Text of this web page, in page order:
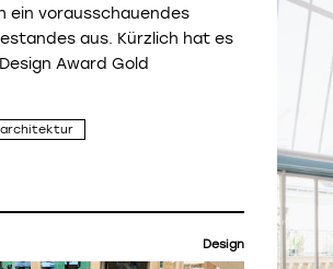
ein vorausschauendes
aus. Kürzlich hat es
Award Gold
Design